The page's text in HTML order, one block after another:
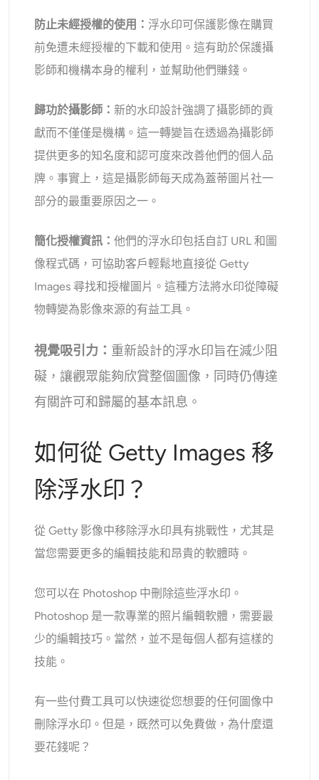
防止未經授權的使用： 浮水印可保護影像在購買
前免遭未經授權的下載和使用。這有助於保護攝
影師和機構本身的權利，並幫助他們賺錢。
歸功於攝影師：新的水印設計強調了攝影師的貢
獻而不僅僅是機構。這一轉變旨在透過為攝影師
提供更多的知名度和認可度來改善他們的個人品
牌。事實上，這是攝影師每天成為蓋蒂圖片社一
部分的最重要原因之一。
簡化授權資訊：他們的浮水印包括自訂 URL 和圖
像程式碼，可協助客戶輕鬆地直接從 Getty
Images 尋找和授權圖片。這種方法將水印從障礙
物轉變為影像來源的有益工具。
視覺吸引力： 重新設計的浮水印旨在減少阻
礙，讓觀眾能夠欣賞整個圖像，同時仍傳達
有關許可和歸屬的基本訊息。
如何從 Getty Images 移
除浮水印？
從 Getty 影像中移除浮水印具有挑戰性，尤其是
當您需要更多的編輯技能和昂貴的軟體時。
您可以在 Photoshop 中刪除這些浮水印。
Photoshop 是一款專業的照片編輯軟體，需要最
少的編輯技巧。當然，並不是每個人都有這樣的
技能。
有一些付費工具可以快速從您想要的任何圖像中
刪除浮水印。但是，既然可以免費做，為什麼還
要花錢呢？